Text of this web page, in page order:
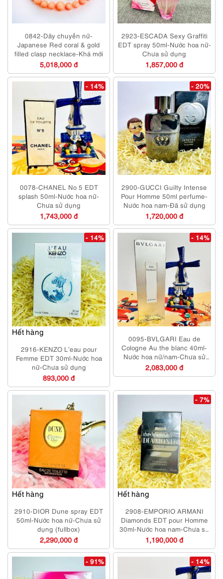
0842-Dây chuyền nữ-
Japanese Red coral & gold
filled clasp necklace-Khá mới
5,018,000 đ
2923-ESCADA Sexy Graffiti
EDT spray 50ml-Nước hoa nữ-
Chưa sử dụng
1,857,000 đ
- 14%
0078-CHANEL No 5 EDT
splash 50ml-Nước hoa nữ-
Chưa sử dụng
1,743,000 đ
- 20%
2900-GUCCI Guilty Intense
Pour Homme 50ml perfume-
Nước hoa nam-Đã sử dụng
1,720,000 đ
Hết hàng
- 14%
2916-KENZO L’eau pour
Femme EDT 30ml-Nước hoa
nữ-Chưa sử dụng
893,000 đ
- 14%
0095-BVLGARI Eau de
Cologne Au the blanc 40ml-
Nước hoa nữ/nam-Chưa sử
dụng
2,083,000 đ
Hết hàng
2910-DIOR Dune spray EDT
50ml-Nước hoa nữ-Chưa sử
dụng (fullbox)
2,290,000 đ
Hết hàng
- 7%
2908-EMPORIO ARMANI
Diamonds EDT pour Homme
30ml-Nước hoa nam-Chưa sử
dụng
1,190,000 đ
- 91% - 14%